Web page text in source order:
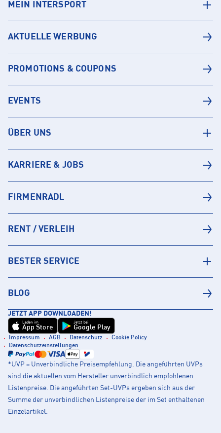
MEIN INTERSPORT
AKTUELLE WERBUNG
PROMOTIONS & COUPONS
EVENTS
ÜBER UNS
KARRIERE & JOBS
FIRMENRADL
RENT / VERLEIH
BESTER SERVICE
BLOG
JETZT APP DOWNLOADEN!
Laden im
App Store
Jetzt bei
Google Play
Impressum AGB Datenschutz
Cookie Policy
Datenschutzeinstellungen
*UVP = Unverbindliche Preisempfehlung. Die angeführten UVPs
sind die aktuellen vom Hersteller unverbindlich empfohlenen
Listenpreise. Die angeführten Set-UVPs ergeben sich aus der
Summe der unverbindlichen Listenpreise der im Set enthaltenen
Einzelartikel.